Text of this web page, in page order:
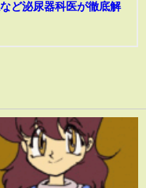
ど泌尿器科医が徹底解